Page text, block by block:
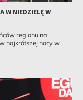
W NIEDZIELĘ W
regionu na
najkrótszej nocy w